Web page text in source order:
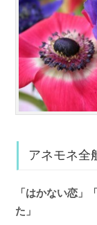
アネモネ全
「はかない恋」
た」